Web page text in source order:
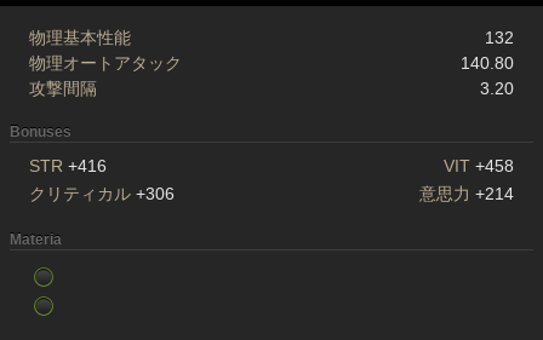
物理基本性能
132
物理オートアタック
140.80
攻撃間隔
3.20
Bonuses
STR +416 VIT +458
クリティカル +306 意思力 +214
Materia